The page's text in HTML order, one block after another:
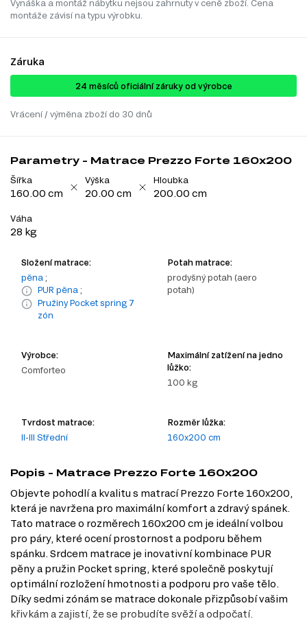
Vynáška a montáž nábytku nejsou zahrnuty v ceně zboží. Cena
montáže závisí na typu výrobku.
Záruka
24 ​​​​měsíců oficiální záruky od výrobce
Vrácení / výměna zboží do 30 dnů
Parametry - Matrace Prezzo Forte 160x200
Šířka
160.00 cm
Výška
20.00 cm
Hloubka
200.00 cm
Váha
28 kg
Složení matrace:
pěna ;
PUR pěna ;
Pružiny Pocket spring 7
zón
Potah matrace:
prodyšný potah (aero
potah)
Výrobce:
Comforteo
Maximální zatížení na jedno
lůžko:
100 kg
Tvrdost matrace:
II-III Střední
Rozměr lůžka:
160x200 cm
Popis - Matrace Prezzo Forte 160x200
Objevte pohodlí a kvalitu s matrací Prezzo Forte 160x200,
která je navržena pro maximální komfort a zdravý spánek.
Tato matrace o rozměrech 160x200 cm je ideální volbou
pro páry, které ocení prostornost a podporu během
spánku. Srdcem matrace je inovativní kombinace PUR
pěny a pružin Pocket spring, které společně poskytují
optimální rozložení hmotnosti a podporu pro vaše tělo.
Díky sedmi zónám se matrace dokonale přizpůsobí vašim
křivkám a zajistí, že se probudíte svěží a odpočatí.